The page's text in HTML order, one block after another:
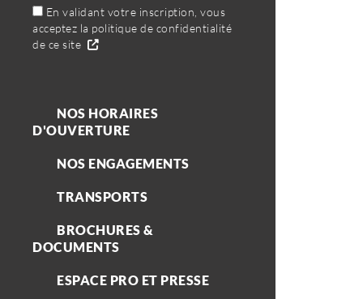
En validant votre inscription, vous
acceptez la politique de confidentialité
de ce site
NOS HORAIRES
D'OUVERTURE
NOS ENGAGEMENTS
TRANSPORTS
BROCHURES &
DOCUMENTS
ESPACE PRO ET PRESSE